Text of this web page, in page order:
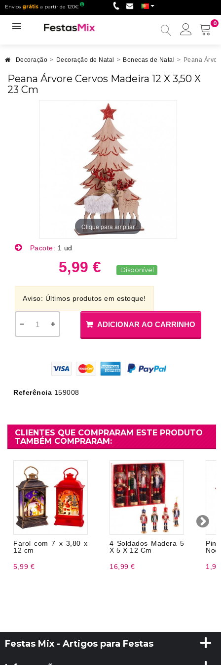
Envios grátis a partir de 120€
0
Minha
Decoração > Decoração de Natal > Bonecas de Natal > Peana
Peana Árvore Cervos Madeira 12 X 3,50 X
23 Cm
Clique para ampliar
Pacote: 1 ud
5,99 € Disponível
Aviso: Últimos produtos em estoque!
ADICIONAR AO CARRINHO
Referência 159008
CLIENTES QUE COMPRARAM ESTE PRODUTO
TAMBÉM COMPRARAM:
Farol com 7 x 3,80 x
12 cm
5,99 €
4 Soldados Madera 5
X 5 X 12 Cm
16,99 €
Festas Mix - Artigos para Festas